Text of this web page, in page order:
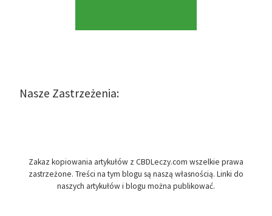
Nasze Zastrzeżenia:
Zakaz kopiowania artykułów z CBDLeczy.com wszelkie prawa
zastrzeżone. Treści na tym blogu są naszą własnością. Linki do
naszych artykułów i blogu można publikować.